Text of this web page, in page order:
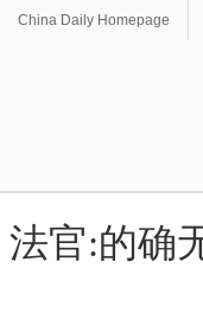
China Daily Homepage
法官:的确